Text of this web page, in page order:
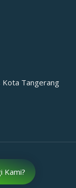
Kami?
Kota Tangerang